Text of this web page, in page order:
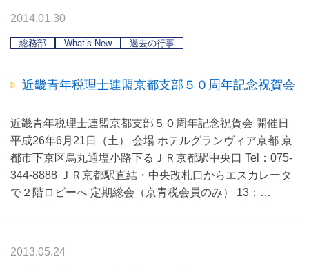
2014.01.30
総務部 What’s New 過去の行事
近畿青年税理士連盟京都支部５０周年記念祝賀会
近畿青年税理士連盟京都支部５０周年記念祝賀会 開催日
平成26年6月21日（土） 会場 ホテルグランヴィア京都 京
都市下京区烏丸通塩小路下るＪＲ京都駅中央口 Tel：075-
344-8888 ＪＲ京都駅直結・中央改札口からエスカレータ
で２階ロビーへ 定期総会（京青税会員のみ） 13：…
2013.05.24